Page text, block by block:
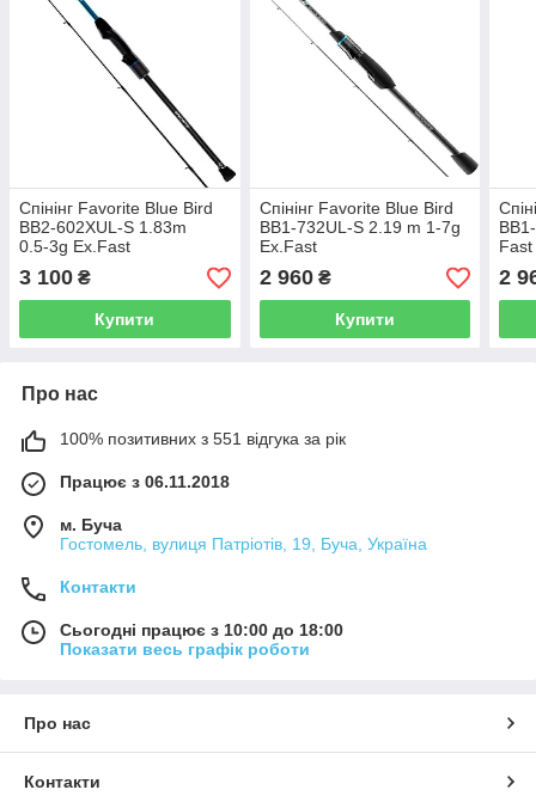
Спінінг Favorite Blue Bird
BB2‑602XUL‑S 1.83m
0.5‑3g Ex.Fast
3 100 ₴
Купити
Спінінг Favorite Blue Bird
BB1-732UL-S 2.19 m 1-7g
Ex.Fast
2 960₴
Купити
Fast
2
Про нас
100% позитивних з 551 відгука за рік
Працює з 06.11.2018
м. Буча
Гостомель, вулиця Патріотів, 19, Буча, Україна
Контакти
Сьогодні працює з 10:00 до 18:00
Показати весь графік роботи
Про нас
Контакти